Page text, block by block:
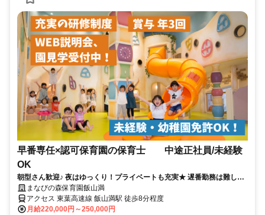
早番専任×認可保育園の保育士 中途正社員/未経験
OK
朝型さん歓迎♪ 夜はゆっくり！プライベートも充実★ 遅番勤務は難しい
けど正社員で働きたい方！
まなびの森保育園飯山満
アクセス 東葉高速線 飯山満駅 徒歩8分程度
月給220,000円～250,000円